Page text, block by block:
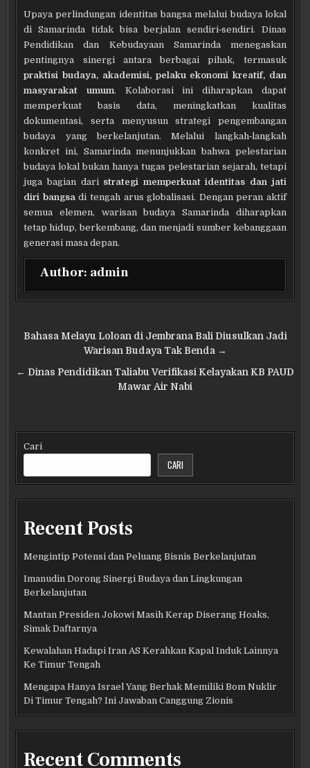
Upaya perlindungan identitas bangsa melalui budaya lokal
di Samarinda tidak bisa berjalan sendiri‑sendiri. Dinas
Pendidikan dan Kebudayaan Samarinda menegaskan
pentingnya sinergi antara berbagai pihak, termasuk
praktisi budaya, akademisi, pelaku ekonomi kreatif, dan
masyarakat umum. Kolaborasi ini diharapkan dapat
memperkuat basis data, meningkatkan kualitas
dokumentasi, serta menyusun strategi pengembangan
budaya yang berkelanjutan. Melalui langkah‑langkah
konkret ini, Samarinda menunjukkan bahwa pelestarian
budaya lokal bukan hanya tugas pelestarian sejarah, tetapi
juga bagian dari strategi memperkuat identitas dan jati
diri bangsadi tengah arus globalisasi. Dengan peran aktif
semua elemen, warisan budaya Samarinda diharapkan
tetap hidup, berkembang, dan menjadi sumber kebanggaan
generasi masa depan.
Author: admin
Navigasi
Bahasa Melayu Loloan di Jembrana Bali Diusulkan Jadi
Warisan Budaya Tak Benda →
← Dinas Pendidikan Taliabu Verifikasi Kelayakan KB PAUD
Mawar Air Nabi
Cari
CARI
Recent Posts
Mengintip Potensi dan Peluang Bisnis Berkelanjutan
Imanudin Dorong Sinergi Budaya dan Lingkungan
Berkelanjutan
Mantan Presiden Jokowi Masih Kerap Diserang Hoaks,
Simak Daftarnya
Kewalahan Hadapi Iran AS Kerahkan Kapal Induk Lainnya
Ke Timur Tengah
Mengapa Hanya Israel Yang Berhak Memiliki Bom Nuklir
Di Timur Tengah? Ini Jawaban Canggung Zionis
Recent Comments